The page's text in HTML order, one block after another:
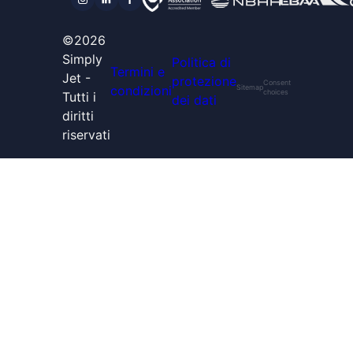
©2026
Simply
Jet -
Tutti i
diritti
riservati
Termini e
condizioni
Politica di
protezione
dei dati
Sitemap
Consent
choices